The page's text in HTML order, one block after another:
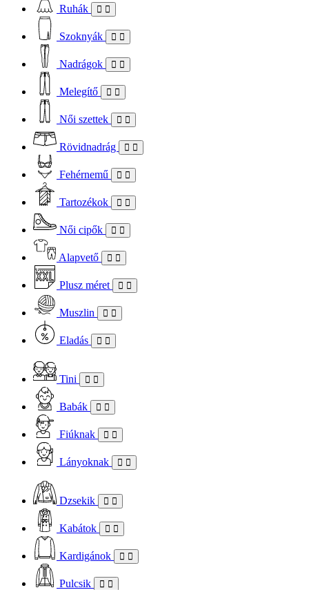
Ruhák
Szoknyák
Nadrágok
Melegítő
Női szettek
Rövidnadrág
Fehérnemű
Tartozékok
Női cipők
Alapvető
Plusz méret
Muszlin
Eladás
Tini
Babák
Fiúknak
Lányoknak
Dzsekik
Kabátok
Kardigánok
Pulcsik